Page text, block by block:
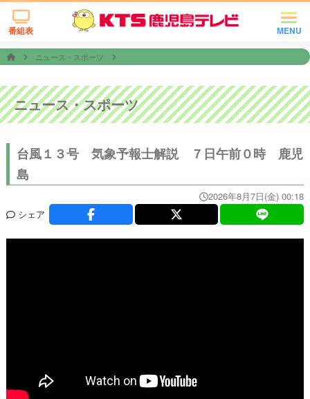
MENU
番組表
ニュース・スポーツ
ニュース・スポーツ
台風１３号 気象予報士解説 ７日午前０時 鹿児
島
2026年8月7日(金) 00:18
シェア